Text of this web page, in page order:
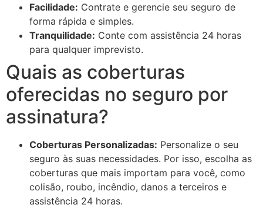
Facilidade: Contrate e gerencie seu seguro de
forma rápida e simples.
Tranquilidade: Conte com assistência 24 horas
para qualquer imprevisto.
Quais as coberturas
oferecidas no seguro por
assinatura?
Coberturas Personalizadas: Personalize o seu
seguro às suas necessidades. Por isso, escolha as
coberturas que mais importam para você, como
colisão, roubo, incêndio, danos a terceiros e
assistência 24 horas.